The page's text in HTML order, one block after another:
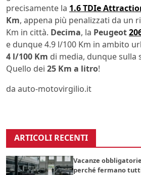
precisamente la 1.6 TDIe
Km, appena più penalizzati da un
Km in città. Decima, la Peugeot
e dunque 4.9 l/100 Km in ambito
4 l/100 Km di media, dunque sulla
Quello dei 25 Km a litro!
da auto-motovirgilio.it
ARTICOLI RECENTI
Vacanze
perché fermano